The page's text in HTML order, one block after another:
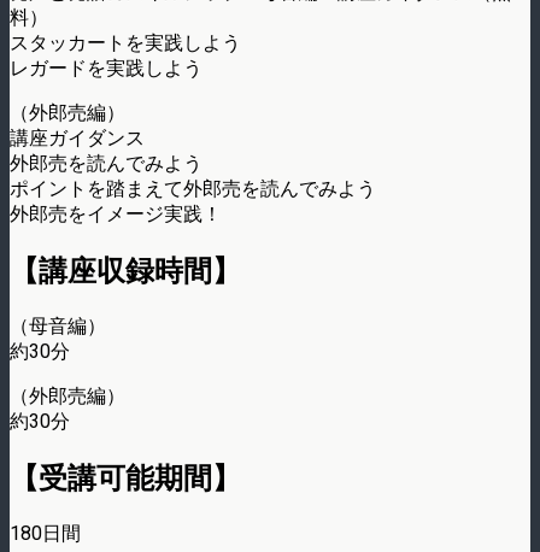
料）
スタッカートを実践しよう
レガードを実践しよう
（外郎売編）
講座ガイダンス
外郎売を読んでみよう
ポイントを踏まえて外郎売を読んでみよう
外郎売をイメージ実践！
【講座収録時間】
（母音編）
約30分
（外郎売編）
約30分
【受講可能期間】
180日間